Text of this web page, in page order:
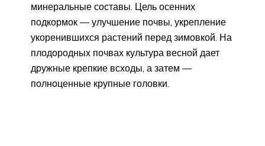
минеральные составы. Цель осенних
подкормок — улучшение почвы, укрепление
укоренившихся растений перед зимовкой. На
плодородных почвах культура весной дает
дружные крепкие всходы, а затем —
полноценные крупные головки.